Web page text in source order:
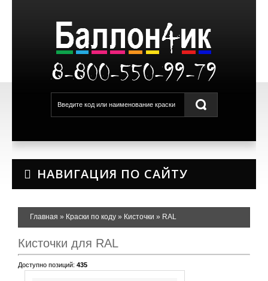
8-800-550-99-79
НАВИГАЦИЯ ПО САЙТУ
Главная » Краски по коду » Кисточки » RAL
Кисточки для RAL
Доступно позиций: 435